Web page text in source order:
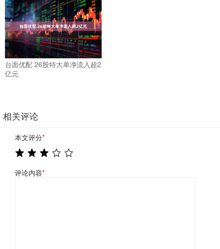
台面优配 26股特大单净流入超2
亿元
相关评论
本文评分*
评论内容*